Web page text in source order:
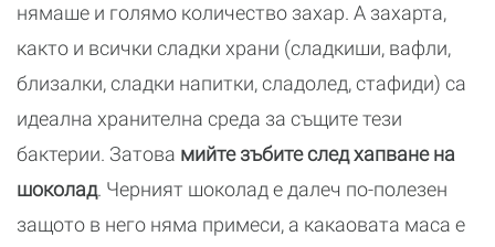
нямаше и голямо количество захар. А захарта,
както и всички сладки храни (сладкиши, вафли,
близалки, сладки напитки, сладолед, стафиди) са
идеална хранителна среда за същите тези
бактерии. Затова мийте зъбите след хапване на
шоколад. Черният шоколад е далеч по-полезен
защото в него няма примеси, а какаовата маса е